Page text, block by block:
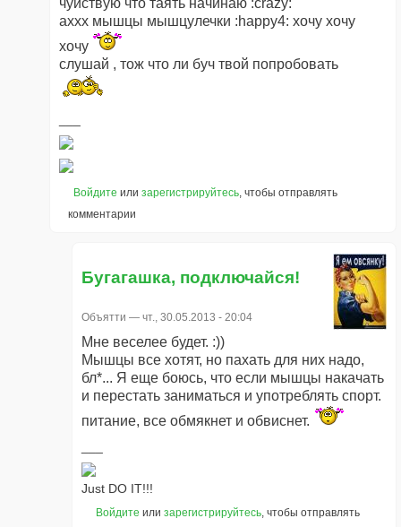
аххх мышцы мышцулечки :happy4: хочу хочу
хочу
слушай , тож что ли буч твой попробовать
Войдите или зарегистрируйтесь, чтобы отправлять
комментарии
Бугагашка, подключайся!
Объятти — чт., 30.05.2013 - 20:04
Мне веселее будет. :))
Мышцы все хотят, но пахать для них надо,
бл*... Я еще боюсь, что если мышцы накачать
и перестать заниматься и употреблять спорт.
питание, все обмякнет и обвиснет.
Just DO IT!!!
Войдите или зарегистрируйтесь, чтобы отправлять